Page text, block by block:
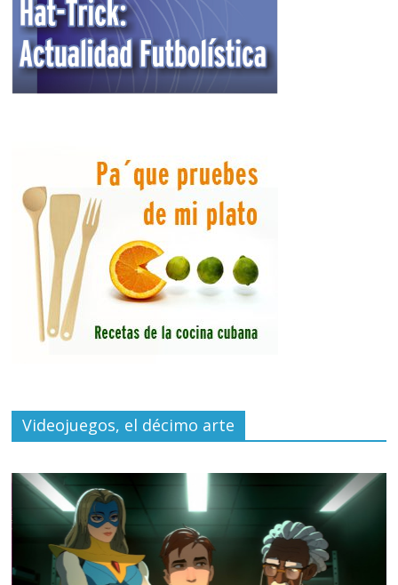
Videojuegos, el décimo arte